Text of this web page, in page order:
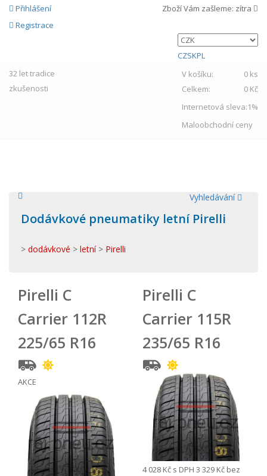
Přihlášení
Registrace
Zboží Vám zašleme: zítra
CZSKPL
32 lettradice
zkušenosti
V košíku:
0 ks
Celkem:
0 Kč
Internetová sleva:1%
Maloobchodní ceny
Vyhledávání
Dodávkové pneumatiky letní Pirelli
> dodávkové > letní> Pirelli
Pirelli C
Carrier 112R
225/65 R16
AKCE
Pirelli C
Carrier 115R
235/65 R16
4 028 Kč s DPH 3 329 Kč bez